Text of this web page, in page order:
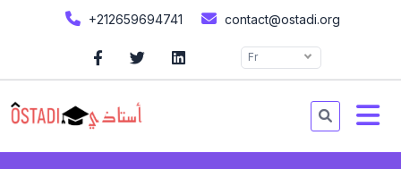
+212659694741 contact@ostadi.org
Fr